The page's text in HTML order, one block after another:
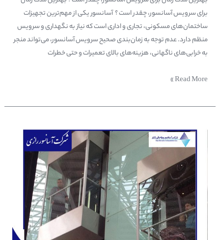
برای سرویس آسانسور، چقدر است ؟ آسانسور یکی از مهم‌ترین تجهیزات
ساختمان‌های مسکونی، تجاری و اداری است که نیاز به نگهداری و سرویس
منظم دارد. عدم توجه به زمان‌بندی صحیح سرویس آسانسور، می‌تواند منجر
به خرابی‌های ناگهانی، هزینه‌های بالای تعمیرات و حتی خطرات
Read More »
موتورخانه
(MRL)چیست
چه
کاربردی